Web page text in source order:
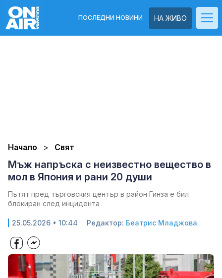
НА ЖИВО
ПОСЛЕДНИ НОВИНИ
Начало Свят
Мъж напръска с неизвестно вещество в
мол в Япония и рани 20 души
Пътят пред търговския център в район Гинза е бил
блокиран след инцидента
25.05.2026 • 10:44 Редактор: Беатрис Младжова